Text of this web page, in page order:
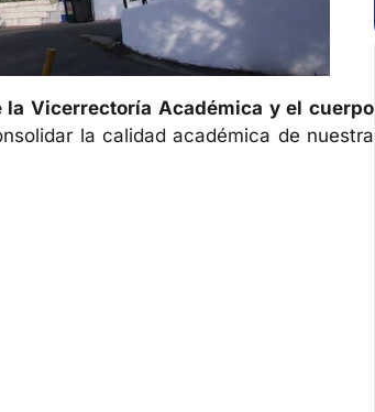
Vicerrectoría Académica y el cuerpo
la calidad académica de nuestra